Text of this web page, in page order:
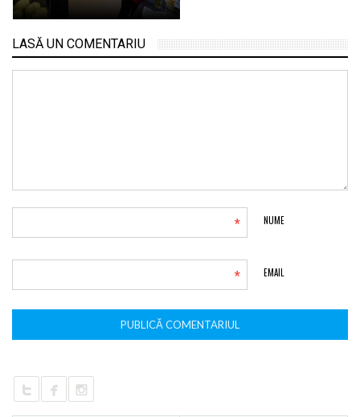
LASĂ UN COMENTARIU
NUME
*
EMAIL
*